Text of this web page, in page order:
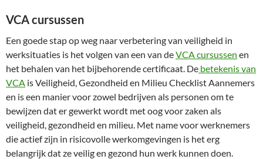
VCA cursussen
Een goede stap op weg naar verbetering van veiligheid in
werksituaties is het volgen van een van deVCA cursussen en
het behalen van het bijbehorende certificaat. De betekenis van
VCA is Veiligheid, Gezondheid en Milieu Checklist Aannemers
en is een manier voor zowel bedrijven als personen om te
bewijzen dat er gewerkt wordt met oog voor zaken als
veiligheid, gezondheid en milieu. Met name voor werknemers
die actief zijn in risicovolle werkomgevingen is het erg
belangrijk dat ze veilig en gezond hun werk kunnen doen.